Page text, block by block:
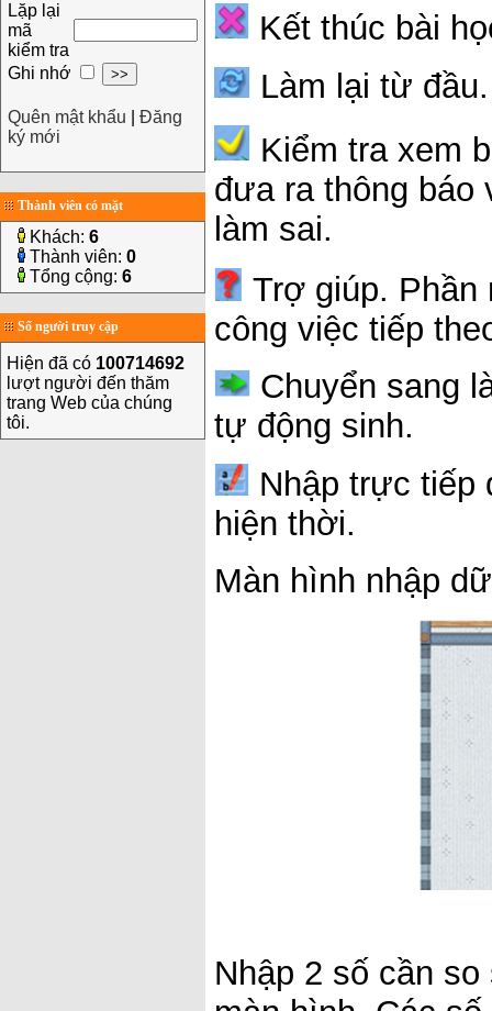
Lặp lại
mã
kiểm tra
Ghi nhớ
Quên mật khẩu
Đăng
ký mới
Thành viên có mặt
Khách: 6
Thành viên: 0
Tổng cộng: 6
Số người truy cập
Hiện đã có 100714692
lượt người đến thăm
trang Web của chúng
tôi.
Kết thúc bài
Làm lại từ đầu.
Kiểm tra xem
đưa ra thông báo
làm sai.
Trợ giúp.
công việc tiếp
Chuyển sang
tự động sinh.
Nhập trực tiếp
hiện thời.
Màn hình nhập
Nhập 2 số cần